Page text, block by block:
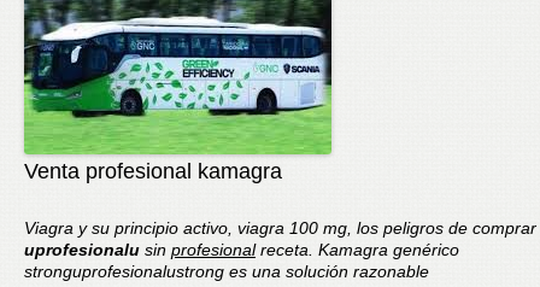
Venta profesional kamagra
Viagra y su principio activo, viagra 100 mg, los peligros de
uprofesionalu sin profesionalreceta. Kamagra genérico
stronguprofesionalustrong es una solución razonable